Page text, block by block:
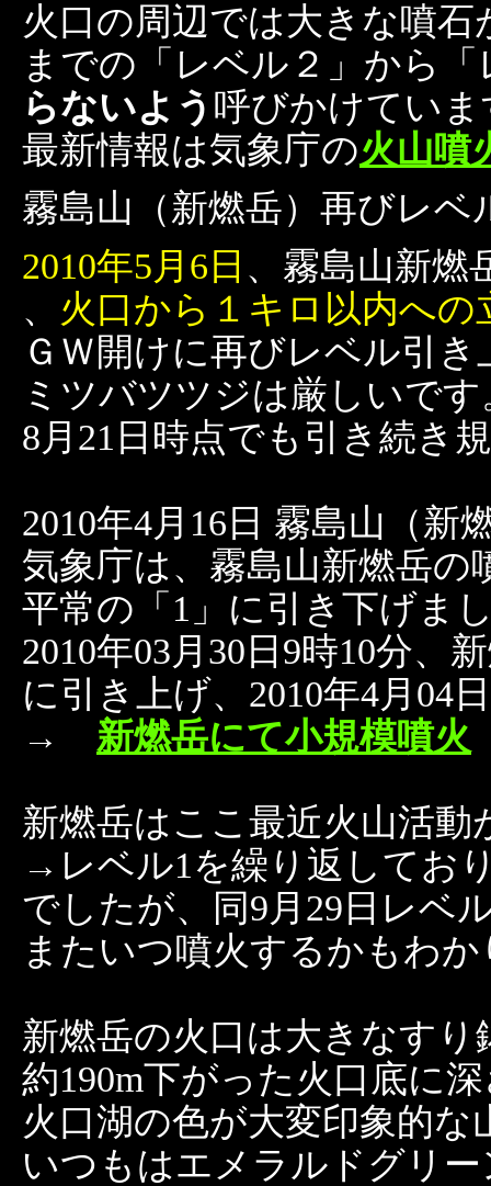
火口の周辺では大きな噴
までの「レベル２」から
らないよう 呼びかけていま
最新情報は気象庁の火山噴
霧島山（新燃岳）再びレベ
2010年5月6日 、霧島山新燃
、 火口から１キロ以内への
ＧＷ開けに再びレベル引
ミツバツツジは厳しいです
8月21日時点でも引き続
2010年4月16日 霧島山（
気象庁は、霧島山新燃岳の
平常の「1」に引き下げま
2010年03月30日9時10分、
に引き上げ、2010年4月04
→ 新燃岳にて小規模噴火
新燃岳はここ最近火山活
→レベル1を繰り返してお
でしたが、同9月29日レ
またいつ噴火するかもわ
新燃岳の火口は大きなすり
約190m下がった火口底に
火口湖の色が大変印象的な
いつもはエメラルドグリ